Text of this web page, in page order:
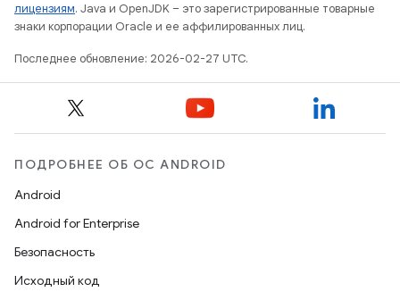
лицензиям. Java и OpenJDK – это зарегистрированные товарные
знаки корпорации Oracle и ее аффилированных лиц.
Последнее обновление: 2026-02-27 UTC.
ПОДРОБНЕЕ ОБ ОС ANDROID
Android
Android for Enterprise
Безопасность
Исходный код